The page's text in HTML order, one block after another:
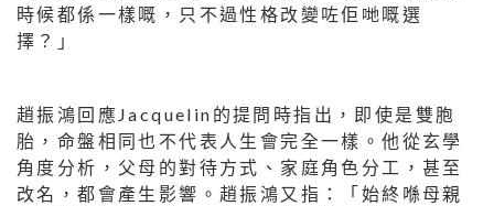
時候都係一樣嘅，只不過性格改變咗佢哋嘅選
擇？」
趙振鴻回應Jacquelin的提問時指出，即使是雙胞
胎，命盤相同也不代表人生會完全一樣。他從玄學
角度分析，父母的對待方式、家庭角色分工，甚至
改名，都會產生影響。趙振鴻又指：「始終喺母親